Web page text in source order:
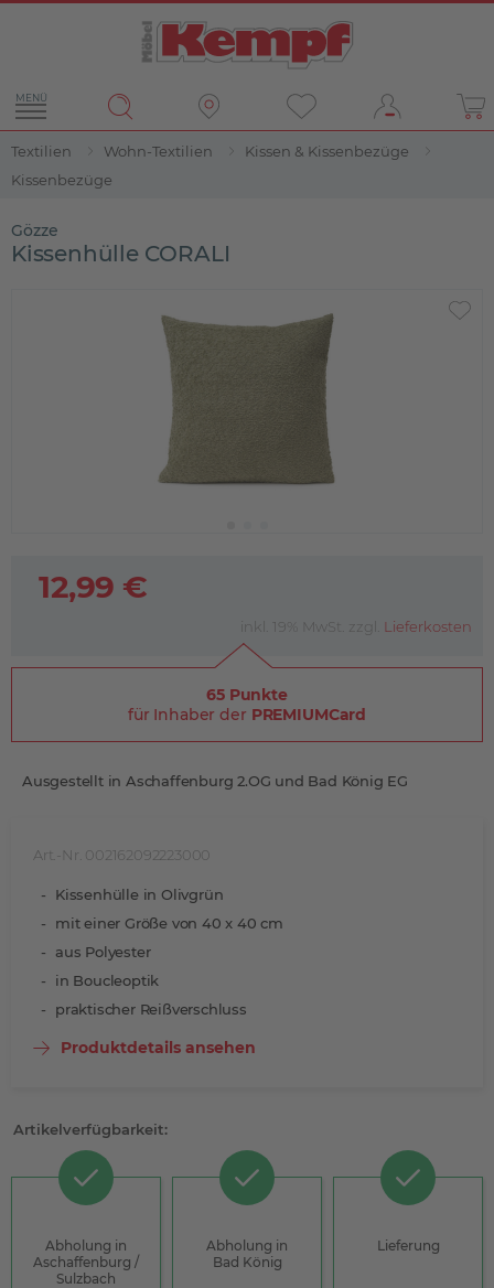
MENÜ
Textilien Wohn-Textilien
Kissen & Kissenbezüge
Kissenbezüge
Gözze
Kissenhülle CORALI
Art.-Nr. 002162092223000
Kissenhülle in Olivgrün
mit einer Größe von 40 x 40 cm
aus Polyester
in Boucleoptik
praktischer Reißverschluss
Produktdetails ansehen
Artikelverfügbarkeit:
Abholung in
Aschaffenburg /
Sulzbach
Abholung in
Bad König
Lieferung
12,99 €
inkl. 19% MwSt. zzgl. Lieferkosten
65 Punkte
für Inhaber der PREMIUMCard
Ausgestellt in Aschaffenburg 2.OG und Bad König EG